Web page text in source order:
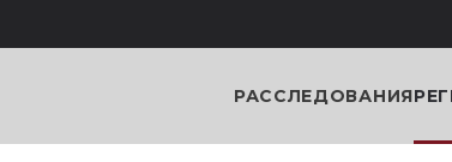
РАССЛЕДОВАНИЯ